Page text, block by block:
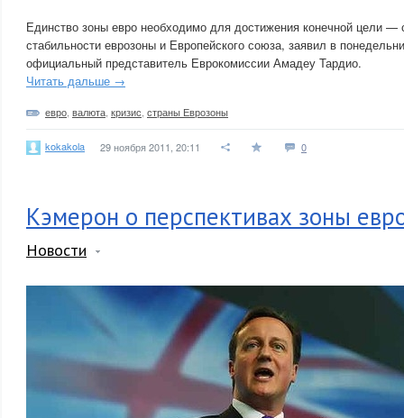
Единство зоны евро необходимо для достижения конечной цели —
стабильности еврозоны и Европейского союза, заявил в
официальный представитель Еврокомиссии Амадеу Тардио.
Читать дальше →
евро валюта кризис страны Еврозоны
kokakola 29 ноября 2011, 20:11 0
Кэмерон о перспективах зоны
Новости